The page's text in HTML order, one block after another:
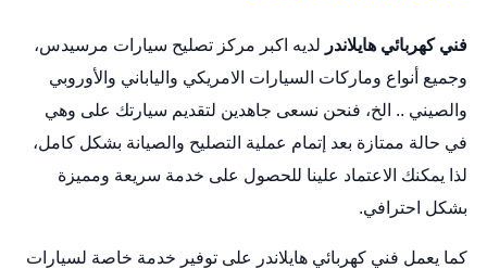
فني كهربائي هايلاندر لديه اكبر مركز تصليح سيارات مرسيدس،
وجميع أنواع وماركات السيارات الامريكي والياباني والأوروبي
والصيني .. الخ، فنحن نسعى جاهدين لتقديم سيارتك على وهي
في حالة ممتازة بعد إتمام عملية التصليح والصيانة بشكل كامل،
لذا يمكنك الاعتماد علينا للحصول على خدمة سريعة ومميزة
بشكل احترافي.
كما يعمل فني كهربائي هايلاندر على توفير خدمة خاصة لسيارات